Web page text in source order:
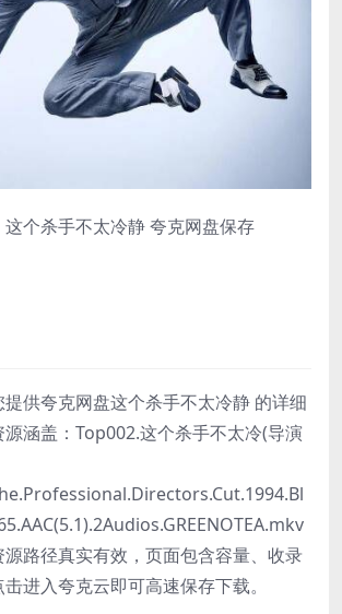
这个杀手不太冷静 夸克网盘保存
供夸克网盘这个杀手不太冷静 的详细
涵盖：Top002.这个杀手不太冷(导演
路径真实有效，页面包含容量、收录
进入夸克云即可高速保存下载。